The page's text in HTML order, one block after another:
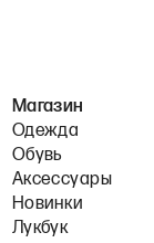
Магазин
Одежда
Обувь
Аксессуары
Новинки
Лукбук